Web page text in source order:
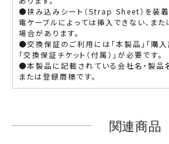
●挟み込みシート（Strap Sheet）を装着
電ケーブルによっては挿入できない、ま
場合があります。
●交換保証のご利用には「本製品」「購入
「交換保証チケット（付属）」が必要です。
●本製品に記載されている会社名・製品
または登録商標です。
関連商品